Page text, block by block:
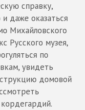
справку,
даже оказаться
Михайловского
Русского музея,
по
увидеть
домовой